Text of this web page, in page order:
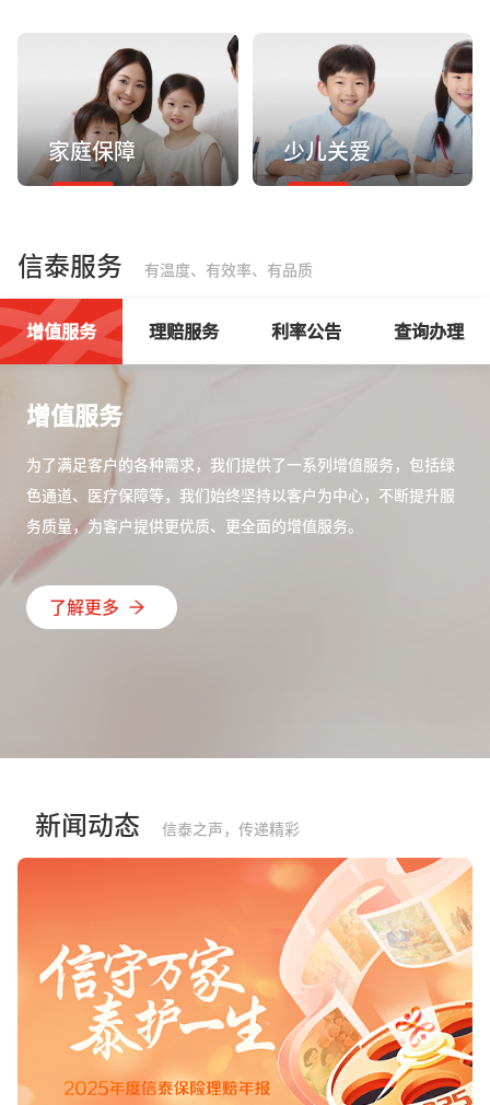
家庭保障 少儿关爱
信泰服务 有温度、有效率、有品质
增值服务
为了满足客户的各种需求，我们提供了一系列增值服务，包括绿
色通道、医疗保障等，我们始终坚持以客户为中心，不断提升服
务质量，为客户提供更优质、更全面的增值服务。
了解更多
增值服务 理赔服务 利率公告 查询办理
新闻动态 信泰之声，传递精彩